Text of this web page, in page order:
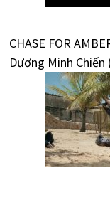
CHASE FOR
Dương Minh Chiến